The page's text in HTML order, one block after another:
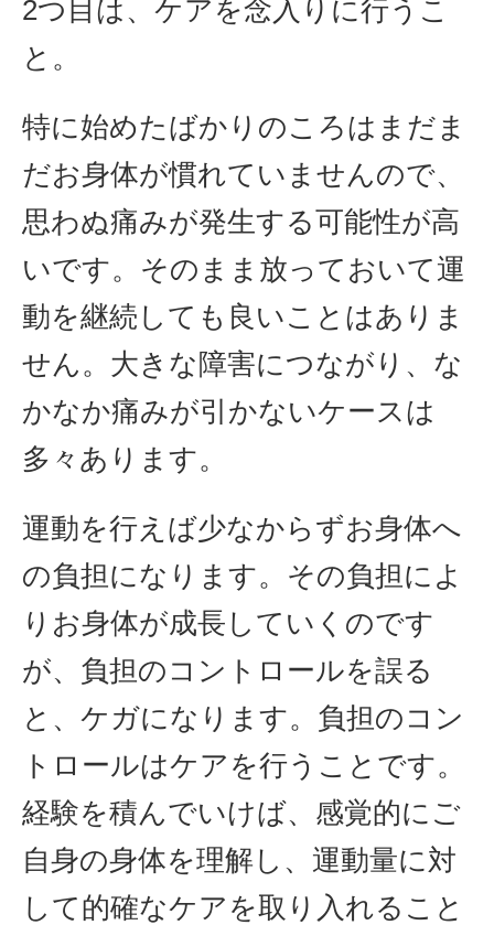
2つ目は、ケアを念入りに行うこ
と。
特に始めたばかりのころはまだま
だお身体が慣れていませんので、
思わぬ痛みが発生する可能性が高
いです。そのまま放っておいて運
動を継続しても良いことはありま
せん。大きな障害につながり、な
かなか痛みが引かないケースは
多々あります。
運動を行えば少なからずお身体へ
の負担になります。その負担によ
りお身体が成長していくのです
が、負担のコントロールを誤る
と、ケガになります。負担のコン
トロールはケアを行うことです。
経験を積んでいけば、感覚的にご
自身の身体を理解し、運動量に対
して的確なケアを取り入れること